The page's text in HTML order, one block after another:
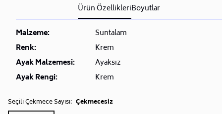
Ürün ÖzellikleriBoyutlar
Malzeme:
Suntalam
Renk:
Krem
Ayak Malzemesi:
Ayaksız
Ayak Rengi:
Krem
Seçili Çekmece Sayısı: Çekmecesiz